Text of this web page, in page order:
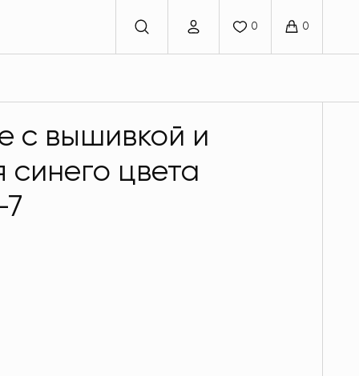
с вышивкой и
синего цвета
7